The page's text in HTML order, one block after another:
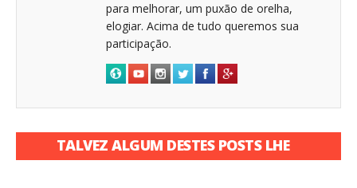
para melhorar, um puxão de orelha,
elogiar. Acima de tudo queremos sua
participação.
TALVEZ ALGUM DESTES POSTS LHE